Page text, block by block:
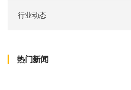
行业动态
热门新闻